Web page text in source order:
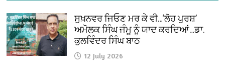
ਸੁਖ਼ਨਵਰ ਜਿਓਣ ਮਰ ਕੇ ਵੀ…‘ਲੋਹ ਪੁਰਸ਼’
ਅਮੋਲਕ ਸਿੰਘ ਜੰਮੂ ਨੂੰ ਯਾਦ ਕਰਦਿਆਂ…ਡਾ.
ਕੁਲਵਿੰਦਰ ਸਿੰਘ ਬਾਠ
12 July 2026